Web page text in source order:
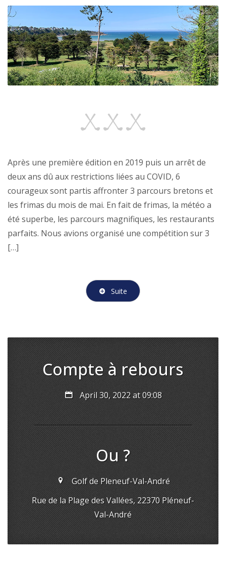
Après une première édition en 2019 puis un arrêt de
deux ans dû aux restrictions liées au COVID, 6
courageux sont partis affronter 3 parcours bretons et
les frimas du mois de mai. En fait de frimas, la météo a
été superbe, les parcours magnifiques, les restaurants
parfaits. Nous avions organisé une compétition sur 3
[…]
Suite
Compte à rebours
April 30, 2022 at 09:08
Ou ?
Golf de Pleneuf-Val-André
Rue de la Plage des Vallées, 22370 Pléneuf-
Val-André